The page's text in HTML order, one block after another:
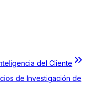
del Cliente
de Investigación de